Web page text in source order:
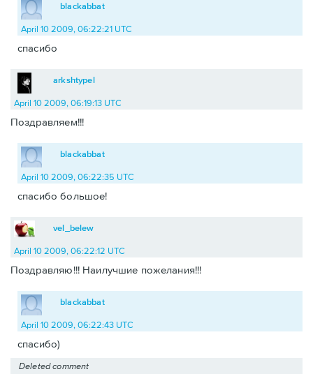
blackabbat
April 10 2009, 06:22:21 UTC
спасибо
arkshtypel
April 10 2009, 06:19:13 UTC
Поздравляем!!!
blackabbat
April 10 2009, 06:22:35 UTC
спасибо большое!
vel_belew
April 10 2009, 06:22:12 UTC
Поздравляю!!! Наилучшие пожелания!!!
blackabbat
April 10 2009, 06:22:43 UTC
спасибо)
Deleted comment